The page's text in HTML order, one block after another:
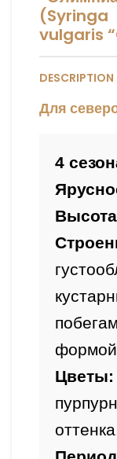
(Syringa
vulgaris
DESCRIPTION
Для
4
Цветы: